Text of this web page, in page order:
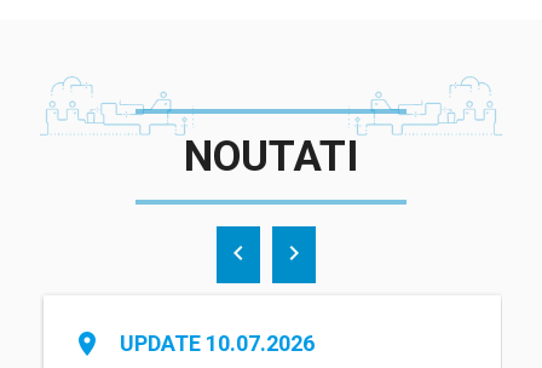
NOUTATI
place UPDATE 10.07.2026
chevron_left chevron_right